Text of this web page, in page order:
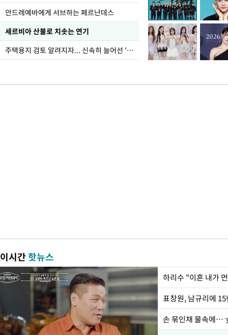
안드레예바에게 서브하는 페르난데스
세르비아 산불로 치솟는 연기
주택용지 검토 알려지자... 신속히 늘어선 '근조화환'
이시간핫뉴스
하리수 "이혼 내가
손 묶인채 물속에…